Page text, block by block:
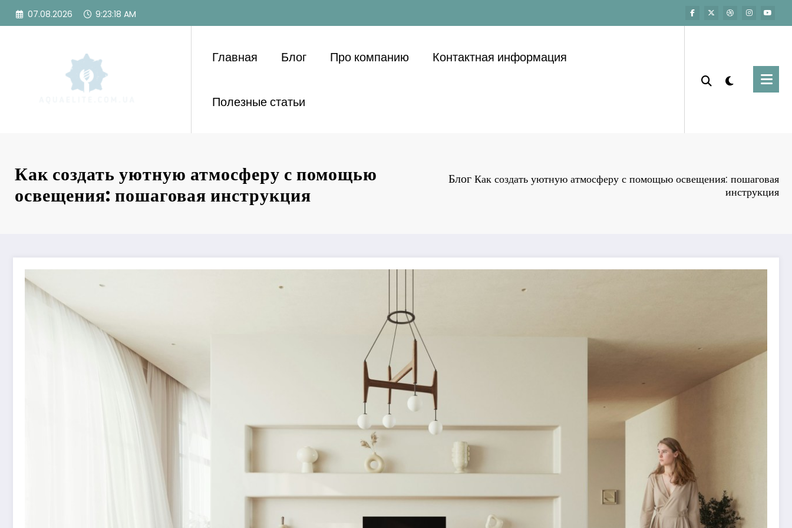
Перейти
07.08.2026 9:23:20 AM
Главная Блог Про компанию Контактная информация
Полезные статьи
Как создать уютную атмосферу с помощью
освещения: пошаговая инструкция
Блог Как создать уютную атмосферу с помощью освещения: пошаговая
инструкция